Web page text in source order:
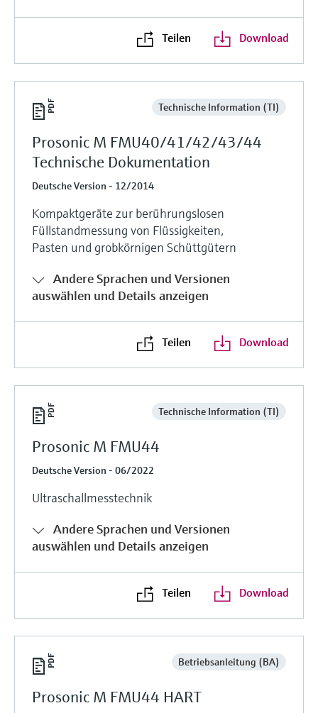
Teilen Download
Technische Information (TI)
Prosonic M FMU40/41/42/43/44
Technische Dokumentation
Deutsche Version - 12/2014
Kompaktgeräte zur berührungslosen
Füllstandmessung von Flüssigkeiten,
Pasten und grobkörnigen Schüttgütern
Andere Sprachen und Versionen
auswählen und Details anzeigen
Teilen Download
Technische Information (TI)
Prosonic M FMU44
Deutsche Version - 06/2022
Ultraschallmesstechnik
Andere Sprachen und Versionen
auswählen und Details anzeigen
Teilen Download
Betriebsanleitung (BA)
Prosonic M FMU44 HART